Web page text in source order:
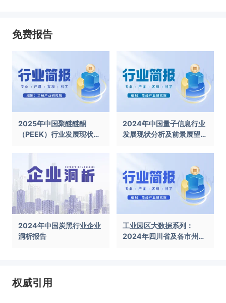
免费报告
2025年中国聚醚醚酮
（PEEK）行业发展现状及
2024年中国量子信息行业
发展现状分析及前景展望报
2024年中国炭黑行业企业
洞析报告
工业园区大数据系列：
2024年四川省及各市州工
权威引用